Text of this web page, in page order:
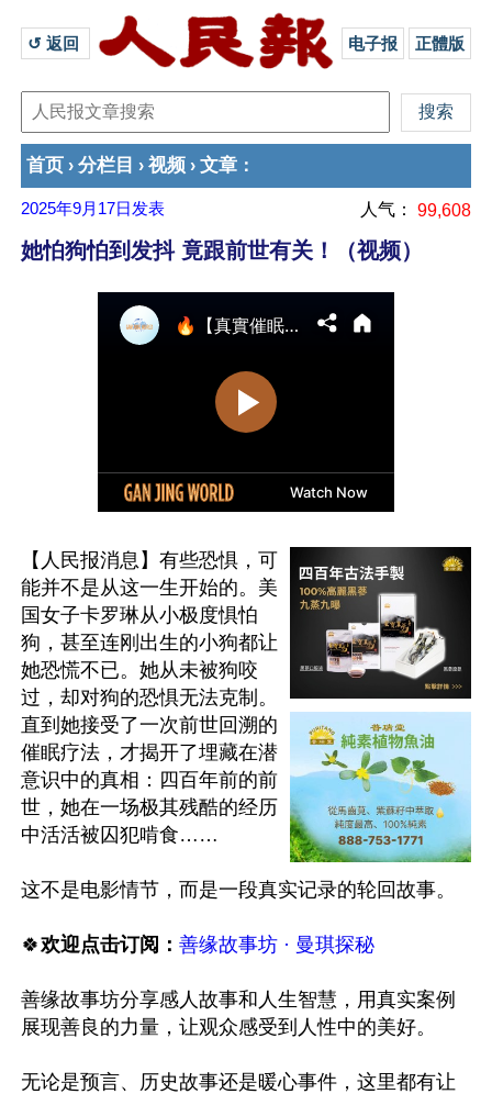
↺ 返回 电子报 正體版
首页 › 分栏目 › 视频 › 文章 ：
2025年9月17日 发表 人气： 99,608
她怕狗怕到发抖 竟跟前世有关！（视频）
【人民报消息】有些恐惧，可
能并不是从这一生开始的。美
国女子卡罗琳从小极度惧怕
狗，甚至连刚出生的小狗都让
她恐慌不已。她从未被狗咬
过，却对狗的恐惧无法克制。
直到她接受了一次前世回溯的
催眠疗法，才揭开了埋藏在潜
意识中的真相：四百年前的前
世，她在一场极其残酷的经历
中活活被囚犯啃食……
这不是电影情节，而是一段真实记录的轮回故事。
🍀欢迎点击订阅： 善缘故事坊 · 曼琪探秘
善缘故事坊分享感人故事和人生智慧，用真实案例
展现善良的力量，让观众感受到人性中的美好。
无论是预言、历史故事还是暖心事件，这里都有让